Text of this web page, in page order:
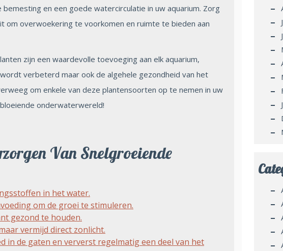
en een goede watercirculatie in uw aquarium. Zorg
om overwoekering te voorkomen en ruimte te bieden aan
zijn een waardevolle toevoeging aan elk aquarium,
verbeterd maar ook de algehele gezondheid van het
om enkele van deze plantensoorten op te nemen in uw
onderwaterwereld!
Van Snelgroeiende
in het water.
om de groei te stimuleren.
gezond te houden.
vermijd direct zonlicht.
in de gaten en ververst regelmatig een deel van het